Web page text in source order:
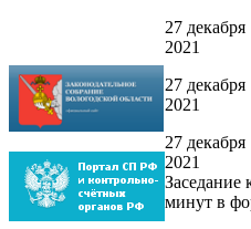
27 декабря
2021
27 декабря
2021
27 декабря
2021
Заседание
минут в